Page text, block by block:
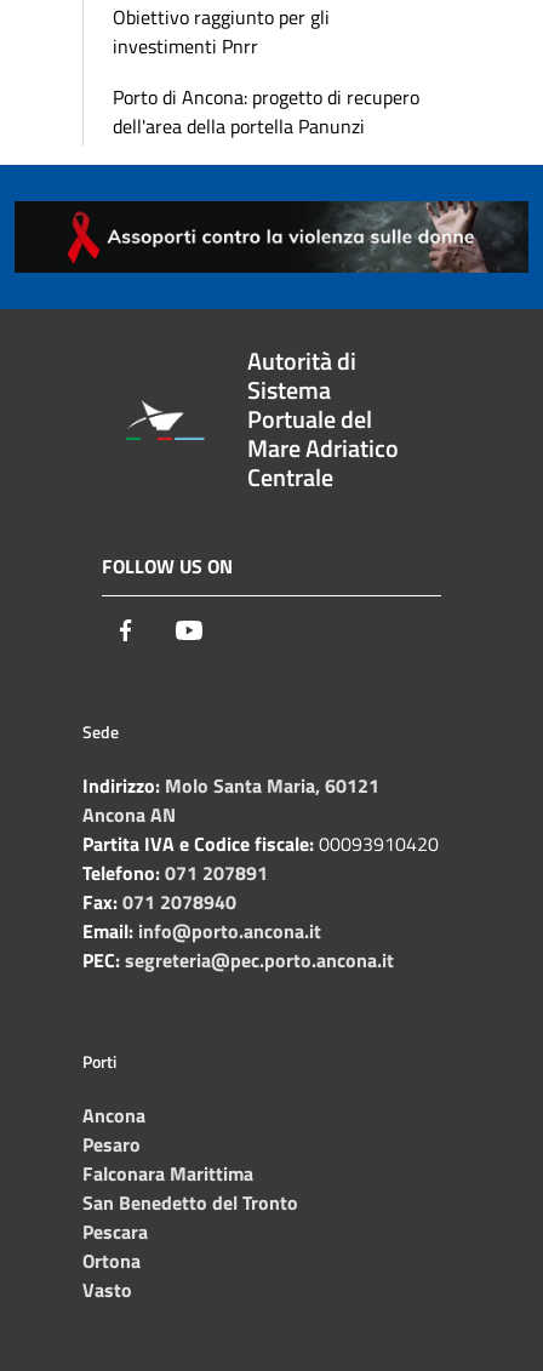
Obiettivo raggiunto per gli
investimenti Pnrr
Porto di Ancona: progetto di recupero
dell'area della portella Panunzi
Autorità di
Sistema
Portuale del
Mare Adriatico
Centrale
FOLLOW US ON
Facebook
Sede
Indirizzo: Molo Santa Maria, 60121
Ancona AN
Partita IVA e Codice fiscale:00093910420
Telefono:071 207891
Fax:071 2078940
Email: info@porto.ancona.it
PEC:segreteria@pec.porto.ancona.it
Porti
Ancona
Pesaro
Falconara Marittima
San Benedetto del Tronto
Pescara
Ortona
Vasto